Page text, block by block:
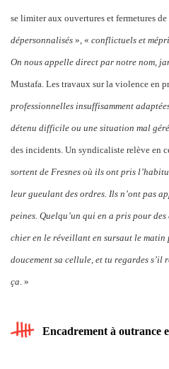
se limiter aux ouvertures et fermetures
dépersonnalisés », « conflictuels et
On nous appelle direct par notre nom,
Mustafa. Les travaux sur la violence en
professionnelles insuffisamment
détenu difficile ou une situation mal
des incidents. Un syndicaliste relève en
sortent de Fresnes où ils ont pris
leur gueulant des ordres. Ils n’ont pas
peines. Quelqu’un qui en a pris pour
chier en le réveillant en sursaut le matin
doucement sa cellule, et tu regardes s’il
ça . »
Encadrement à outrance